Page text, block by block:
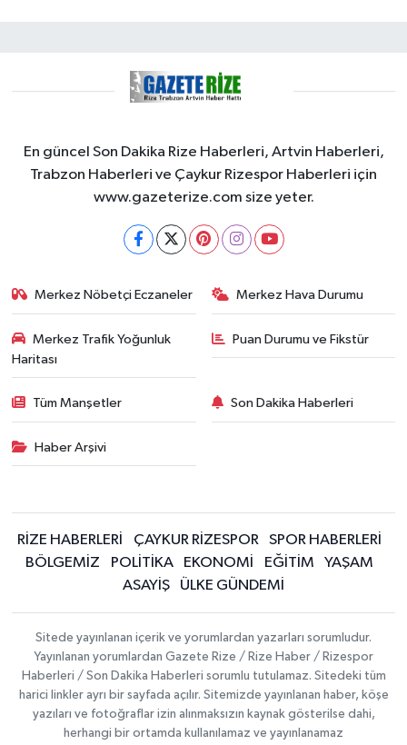
En güncel Son Dakika Rize Haberleri, Artvin Haberleri,
Trabzon Haberleri ve Çaykur Rizespor Haberleri için
www.gazeterize.com size yeter.
Merkez Nöbetçi Eczaneler Merkez Hava Durumu
Merkez Trafik Yoğunluk
Haritası
Puan Durumu ve Fikstür
Tüm Manşetler Son Dakika Haberleri
Haber Arşivi
RİZE HABERLERİ ÇAYKUR RİZESPOR
SPOR HABERLERİ
BÖLGEMİZ
POLİTİKA EKONOMİ EĞİTİM
YAŞAM
ASAYİŞ
ÜLKE GÜNDEMİ
Sitede yayınlanan içerik ve yorumlardan yazarları sorumludur.
Yayınlanan yorumlardan Gazete Rize / Rize Haber / Rizespor
Haberleri / Son Dakika Haberleri sorumlu tutulamaz. Sitedeki tüm
harici linkler ayrı bir sayfada açılır. Sitemizde yayınlanan haber, köşe
yazıları ve fotoğraflar izin alınmaksızın kaynak gösterilse dahi,
herhangi bir ortamda kullanılamaz ve yayınlanamaz